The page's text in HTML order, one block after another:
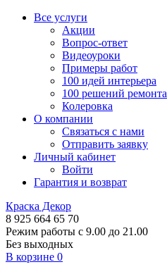
Все услуги
Акции
Вопрос-ответ
Видеоуроки
Примеры работ
100 идей интерьера
100 решений ремонта
Колеровка
О компании
Связаться с нами
Отправить заявку
Личный кабинет
Войти
Гарантия и возврат
Краска Декор
8 925 664 65 70
Режим работы с 9.00 до 21.00
Без выходных
В корзине 0